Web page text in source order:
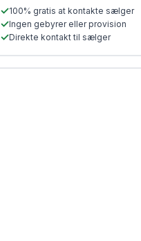
✓100% gratis at kontakte sælger
✓Ingen gebyrer eller provision
✓Direkte kontakt til sælger